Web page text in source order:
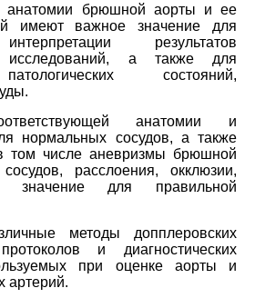
анатомии брюшной аорты и ее
имеют важное значение для
результатов
исследований, а также для
состояний,
анатомии и
нормальных сосудов, а также
том числе аневризмы брюшной
расслоения, окклюзии,
значение для правильной
методы допплеровских
и диагностических
при оценке аорты и
артерий.